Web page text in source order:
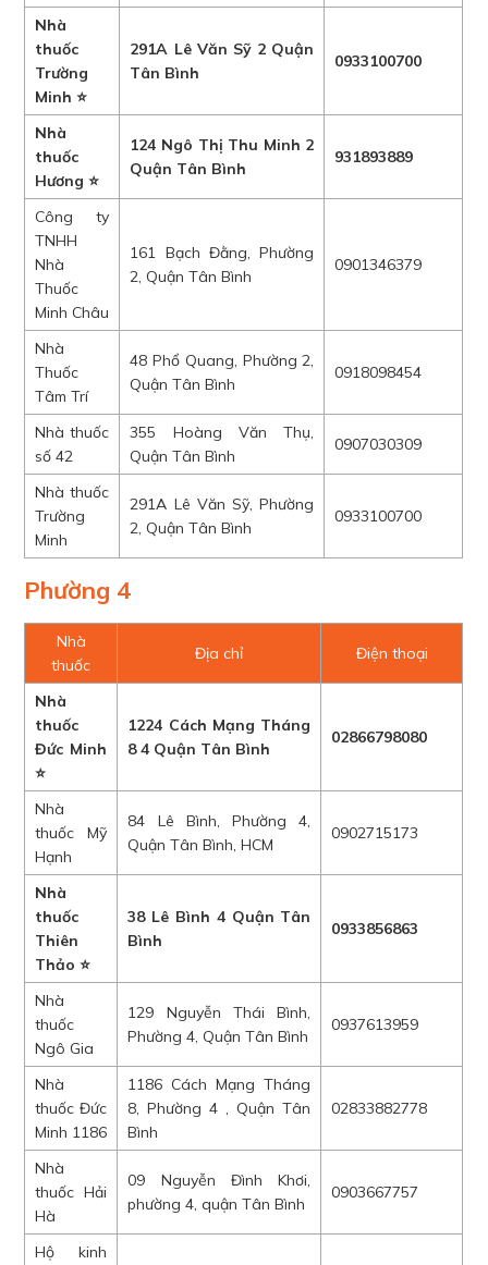
Nhà
thuốc
Trường
Minh ⭐
291A Lê Văn Sỹ 2 Quận
Tân Bình
0933100700
Nhà
thuốc
Hương ⭐
124 Ngô Thị Thu Minh 2
Quận Tân Bình
931893889
Công ty
TNHH
Nhà
Thuốc
Minh Châu
161 Bạch Đằng, Phường
2, Quận Tân Bình
0901346379
Nhà
Thuốc
Tâm Trí
48 Phổ Quang, Phường 2,
Quận Tân Bình
0918098454
Nhà thuốc
số 42
355 Hoàng Văn Thụ,
Quận Tân Bình
0907030309
Nhà thuốc
Trường
Minh
291A Lê Văn Sỹ, Phường
2, Quận Tân Bình
0933100700
Phường 4
Nhà
thuốc
Địa chỉ Điện thoại
Nhà
thuốc
Đức Minh
⭐
1224 Cách Mạng Tháng
8 4 Quận Tân Bình
02866798080
Nhà
thuốc Mỹ
Hạnh
84 Lê Bình, Phường 4,
Quận Tân Bình, HCM
0902715173
Nhà
thuốc
Thiên
Thảo ⭐
38 Lê Bình 4 Quận Tân
Bình
0933856863
Nhà
thuốc
Ngô Gia
129 Nguyễn Thái Bình,
Phường 4, Quận Tân Bình
0937613959
Nhà
thuốc Đức
Minh 1186
1186 Cách Mạng Tháng
8, Phường 4 , Quận Tân
Bình
02833882778
Nhà
thuốc Hải
Hà
09 Nguyễn Đình Khơi,
phường 4, quận Tân Bình
0903667757
Hộ kinh